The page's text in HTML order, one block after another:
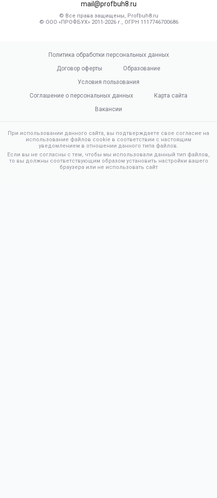
mail@profbuh8.ru
© Все права защищены, Profbuh8.ru
© ООО «ПРОФБУХ» 2011-2026 г., ОГРН 1117746700686
Политика обработки персональных данных
Договор оферты
Образование
Условия пользования
Соглашение о персональных данных
Карта сайта
Вакансии
При использовании данного сайта, вы подтверждаете свое согласие на
использование файлов cookie в соответствии с настоящим
уведомлением в отношении данного типа файлов.
Если вы не согласны с тем, чтобы мы использовали данный тип файлов,
то вы должны соответствующим образом установить настройки вашего
браузера или не использовать сайт